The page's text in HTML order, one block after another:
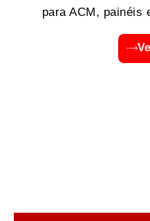
para ACM, painéis